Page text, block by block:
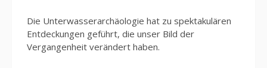
Die Unterwasserarchäologie hat zu spektakulären
Entdeckungen geführt, die unser Bild der
Vergangenheit verändert haben.